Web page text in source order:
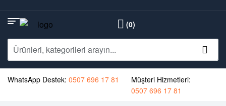
(0)
WhatsApp Destek: 0507 696 17 81
Müşteri Hizmetleri:
0507 696 17 81